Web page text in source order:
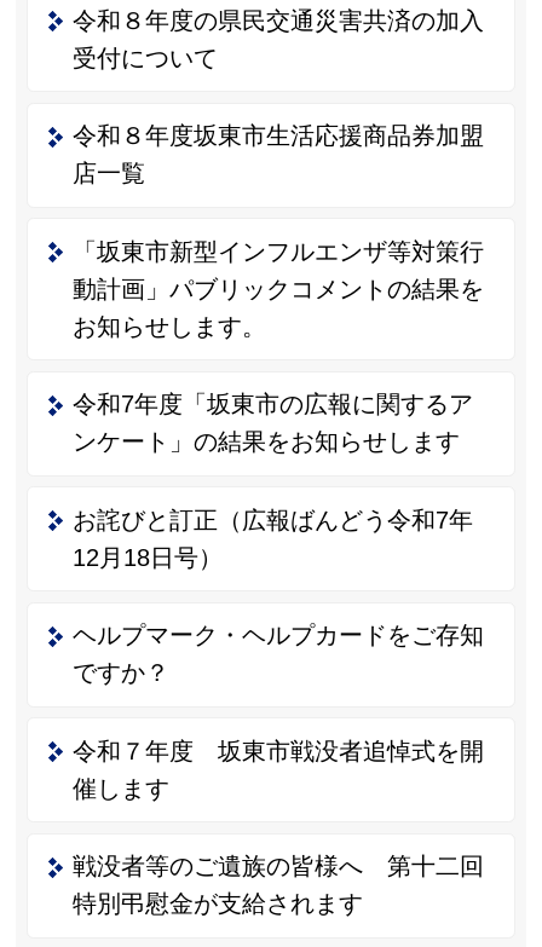
令和８年度の県民交通災害共済の加入
受付について
令和８年度坂東市生活応援商品券加盟
店一覧
「坂東市新型インフルエンザ等対策行
動計画」パブリックコメントの結果を
お知らせします。
令和7年度「坂東市の広報に関するア
ンケート」の結果をお知らせします
お詫びと訂正（広報ばんどう令和7年
12月18日号）
ヘルプマーク・ヘルプカードをご存知
ですか？
令和７年度 坂東市戦没者追悼式を開
催します
戦没者等のご遺族の皆様へ 第十二回
特別弔慰金が支給されます